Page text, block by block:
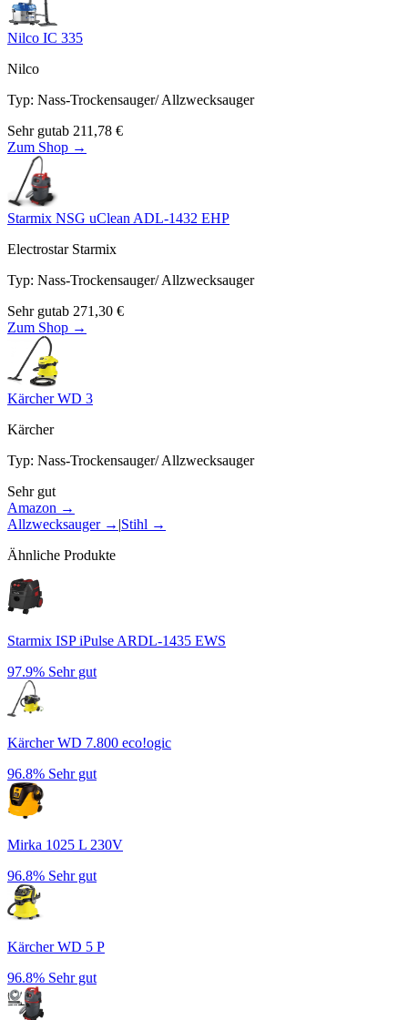
Nilco IC 335
Nilco
Typ: Nass-Trockensauger/ Allzwecksauger
Sehr gutab 211,78 €
Zum Shop →
Starmix NSG uClean ADL-1432 EHP
Electrostar Starmix
Typ: Nass-Trockensauger/ Allzwecksauger
Sehr gutab 271,30 €
Zum Shop →
Kärcher WD 3
Kärcher
Typ: Nass-Trockensauger/ Allzwecksauger
Sehr gut
Amazon →
Allzwecksauger→ |Stihl →
Ähnliche Produkte
Starmix ISP iPulse ARDL-1435 EWS
97.9% Sehr gut
Kärcher WD 7.800 eco!ogic
96.8% Sehr gut
Mirka 1025 L 230V
96.8% Sehr gut
Kärcher WD 5 P
96.8% Sehr gut